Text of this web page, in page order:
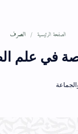
الصفحة الرئيسية الصرف
في علم